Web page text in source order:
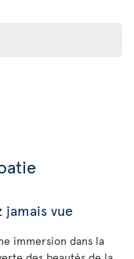
jamais vue
immersion dans la